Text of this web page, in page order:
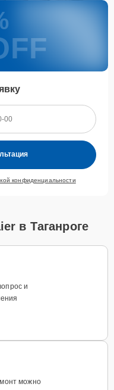
конфиденциальности
в Таганроге
и
можно